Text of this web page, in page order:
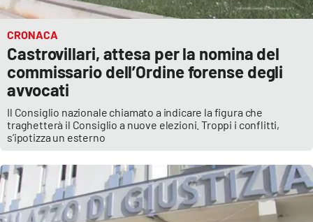
CRONACA
Castrovillari, attesa per la nomina del
commissario dell’Ordine forense degli
avvocati
Il Consiglio nazionale chiamato a indicare la figura che
traghetterà il Consiglio a nuove elezioni. Troppi i conflitti,
s’ipotizza un esterno